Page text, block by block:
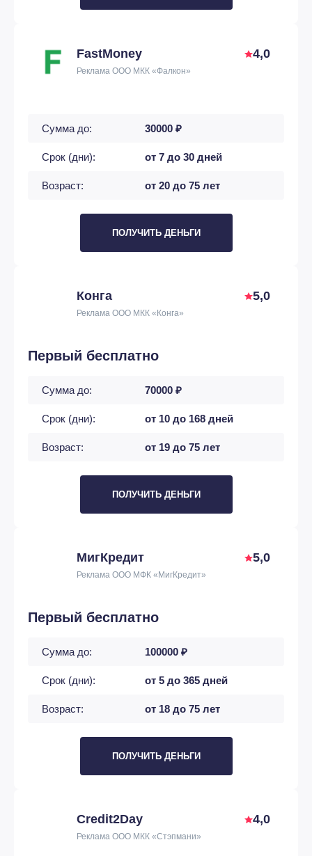
FastMoney 4,0
Реклама ООО МКК «Фалкон»
Сумма до: 30000 ₽
Срок (дни): от 7 до 30 дней
Возраст: от 20 до 75 лет
ПОЛУЧИТЬ ДЕНЬГИ
Конга 5,0
Реклама ООО МКК «Конга»
Первый бесплатно
Сумма до: 70000 ₽
Срок (дни): от 10 до 168 дней
Возраст: от 19 до 75 лет
ПОЛУЧИТЬ ДЕНЬГИ
МигКредит 5,0
Реклама ООО МФК «МигКредит»
Первый бесплатно
Сумма до: 100000 ₽
Срок (дни): от 5 до 365 дней
Возраст: от 18 до 75 лет
ПОЛУЧИТЬ ДЕНЬГИ
Credit2Day 4,0
Реклама ООО МКК «Стэпмани»